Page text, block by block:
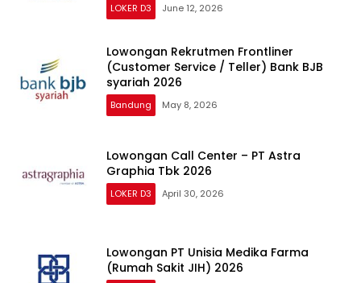
LOKER D3 June 12, 2026
Lowongan Rekrutmen Frontliner
(Customer Service / Teller) Bank BJB
syariah 2026
Bandung May 8, 2026
Lowongan Call Center – PT Astra
Graphia Tbk 2026
LOKER D3 April 30, 2026
Lowongan PT Unisia Medika Farma
(Rumah Sakit JIH) 2026